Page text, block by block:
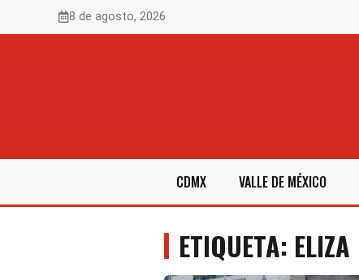
8 de agosto, 2026
CDMX VALLE DE MÉXICO
ETIQUETA: ELIZA